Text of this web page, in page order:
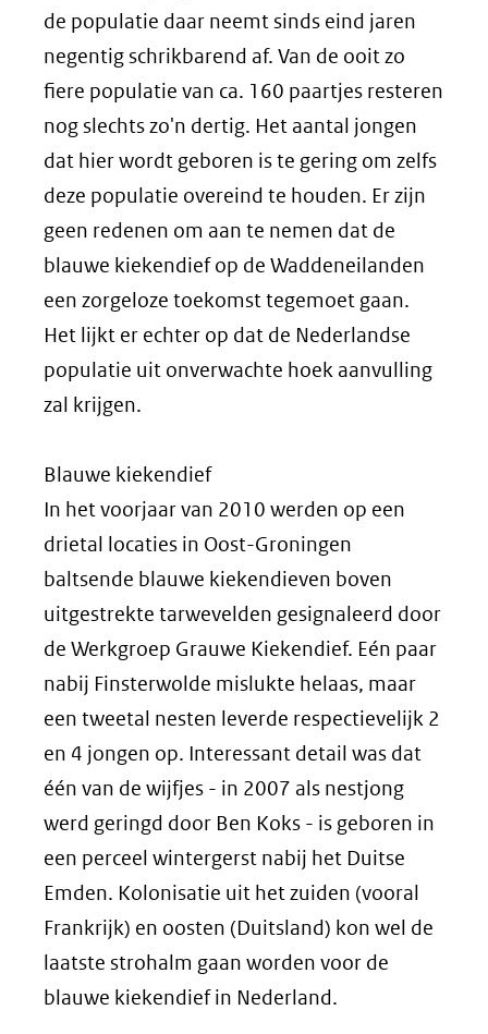
de populatie daar neemt sinds eind jaren
negentig schrikbarend af. Van de ooit zo
fiere populatie van ca. 160 paartjes resteren
nog slechts zo'n dertig. Het aantal jongen
dat hier wordt geboren is te gering om zelfs
deze populatie overeind te houden. Er zijn
geen redenen om aan te nemen dat de
blauwe kiekendief op de Waddeneilanden
een zorgeloze toekomst tegemoet gaan.
Het lijkt er echter op dat de Nederlandse
populatie uit onverwachte hoek aanvulling
zal krijgen.
Blauwe kiekendief
In het voorjaar van 2010 werden op een
drietal locaties in Oost-Groningen
baltsende blauwe kiekendieven boven
uitgestrekte tarwevelden gesignaleerd door
de Werkgroep Grauwe Kiekendief. Eén paar
nabij Finsterwolde mislukte helaas, maar
een tweetal nesten leverde respectievelijk 2
en 4 jongen op. Interessant detail was dat
één van de wijfjes - in 2007 als nestjong
werd geringd door Ben Koks - is geboren in
een perceel wintergerst nabij het Duitse
Emden. Kolonisatie uit het zuiden (vooral
Frankrijk) en oosten (Duitsland) kon wel de
laatste strohalm gaan worden voor de
blauwe kiekendief in Nederland.